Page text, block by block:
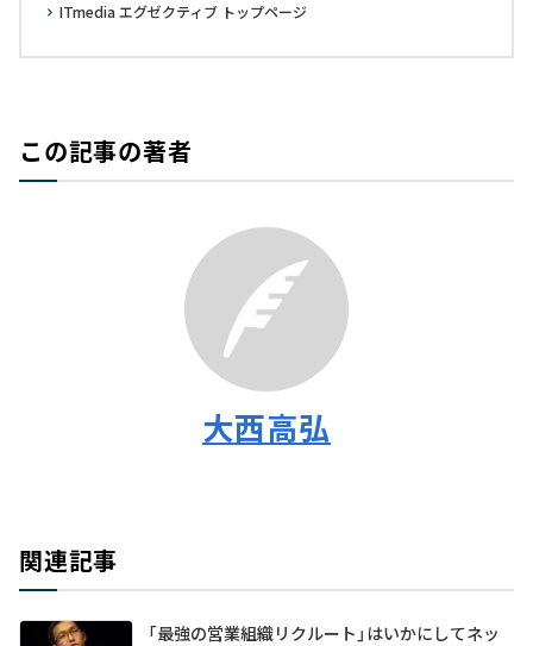
ITmedia エグゼクティブ トップページ
この記事の著者
大西高弘
関連記事
「最強の営業組織リクルート」はいかにしてネッ